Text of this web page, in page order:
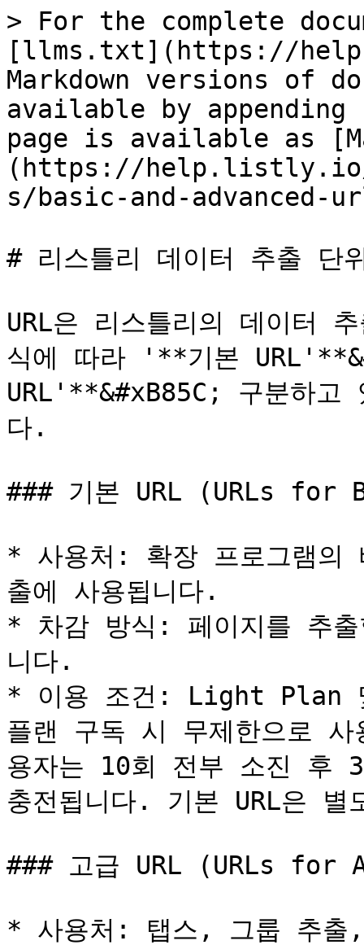
> For the complete
[llms.txt](https://
Markdown versions of
available by
page is available as
(https://help.listly.io/
s/basic-and-advanced-
# 리스틀리 데이터 추출
URL은 리스틀리의 데이터
식에 따라 '**기본
URL'**&#xB85C; 구분하고
다.
### 기본 URL (URLs
* 사용처: 확장 프로그램의
출에 사용됩니다.
* 차감 방식: 페이지를 추출
니다.
* 이용 조건: Light Plan
플랜 구독 시 무제한으로
용자는 10회 전부 소진 후
충전됩니다. 기본 URL은
### 고급 URL (URLs for
* 사용처: 탭스, 그룹 추출